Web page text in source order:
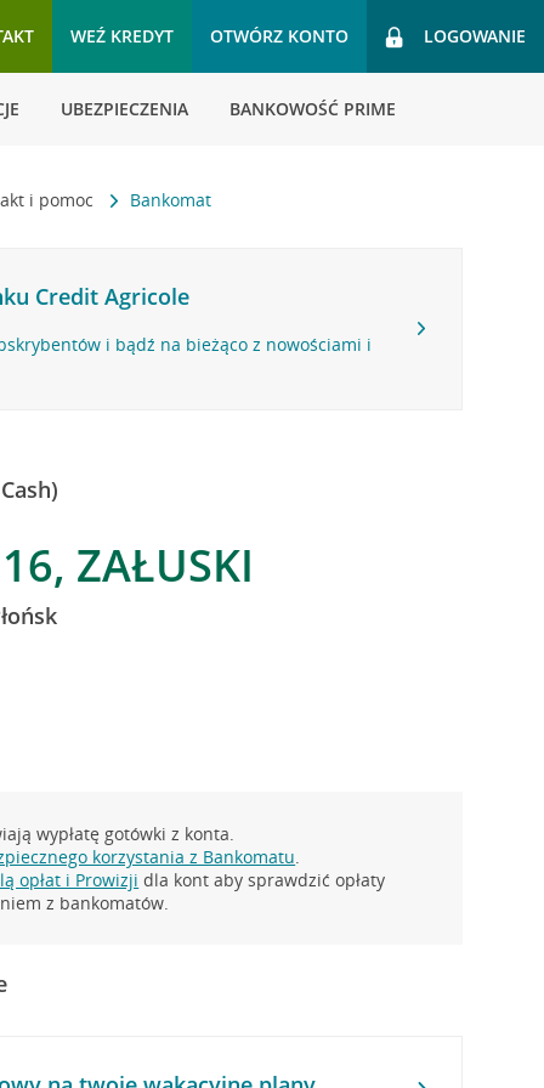
WEŹ KREDYT OTWÓRZ KONTO LOGOWANIE
UBEZPIECZENIA BANKOWOŚĆ PRIME
i pomoc Bankomat
Credit Agricole
i bądź na bieżąco z nowościami i
ZAŁUSKI
wypłatę gotówki z konta.
korzystania z Bankomatu.
opłat i Prowizji dla kont aby sprawdzić opłaty
z bankomatów.